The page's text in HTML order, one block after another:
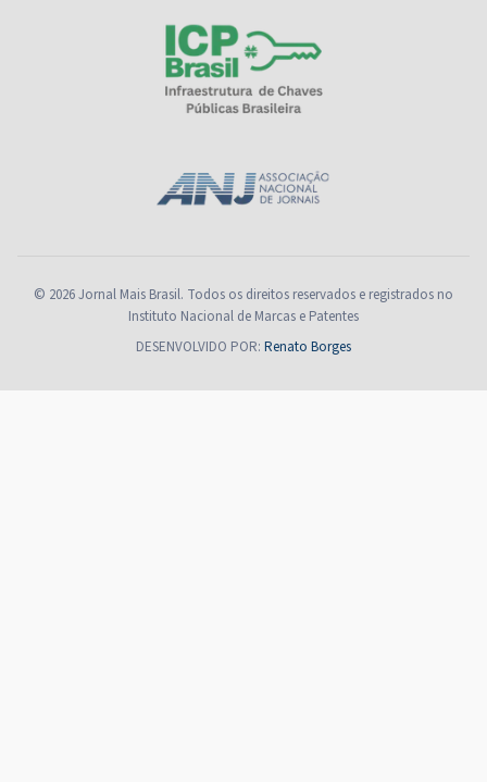
© 2026 Jornal Mais Brasil. Todos os direitos reservados e registrados no
Instituto Nacional de Marcas e Patentes
DESENVOLVIDO POR: Renato Borges